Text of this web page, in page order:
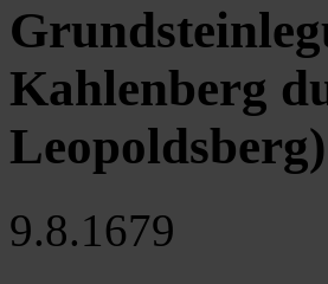
Kahlenberg
Leopoldsberg)
9.8.1679